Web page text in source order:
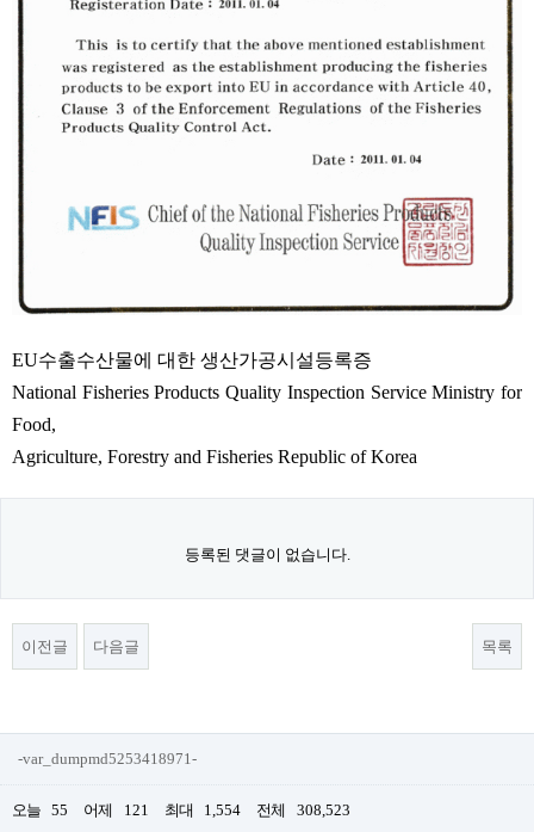
EU수출수산물에 대한 생산가공시설등록증
National Fisheries Products Quality Inspection Service Ministry for
Food,
Agriculture, Forestry and Fisheries Republic of Korea
등록된 댓글이 없습니다.
이전글 다음글 목록
-var_dumpmd5253418971-
오늘 55 어제 121 최대 1,554 전체 308,523